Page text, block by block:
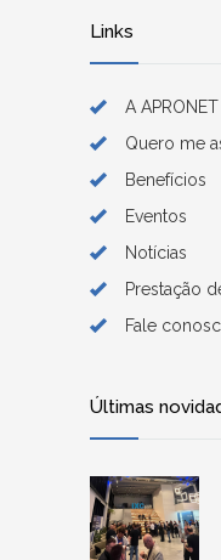
Links
A APRONET
Quero me
Benefícios
Eventos
Notícias
Prestação
Fale
Últimas